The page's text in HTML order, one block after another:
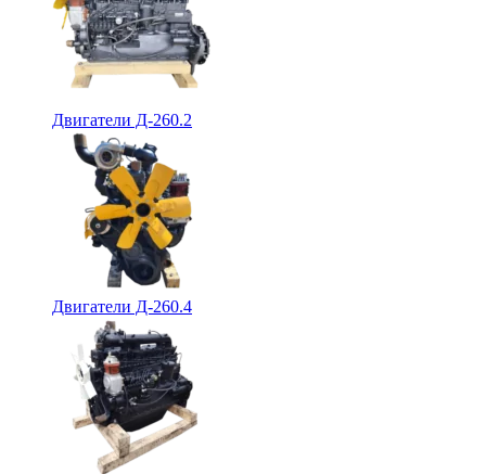
Двигатели Д-260.2
Двигатели Д-260.4